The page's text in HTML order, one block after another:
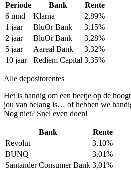
Periode Bank
Rente
6 mnd
Klarna
2,89%
1 jaar
BluOr Bank
3,15%
2 jaar
BluOr Bank
3,28%
5 jaar
Aareal Bank
3,32%
10 jaar
Rediem Capital 3,35%
Alle depositorentes
Het is handig om een beetje op de
jou van belang is… of hebben we
Nog niet? Snel even doen!
Bank
Rente
Revolut
3,10%
BUNQ
3,01%
Santander Consumer Bank 3,01%